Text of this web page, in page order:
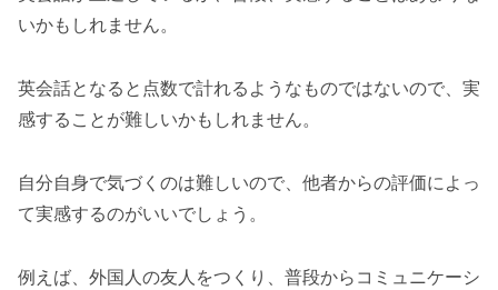
いかもしれません。
英会話となると点数で計れるようなものではないので、実
感することが難しいかもしれません。
自分自身で気づくのは難しいので、他者からの評価によっ
て実感するのがいいでしょう。
例えば、外国人の友人をつくり、普段からコミュニケーシ